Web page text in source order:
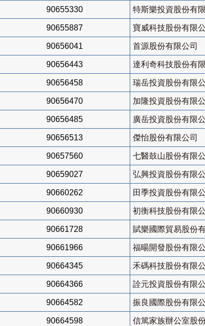
90655330 特斯樂投資股份有
90655887 寶威科技股份有限
90656041 首源股份有限公司
90656443 達利奇科技股份有
90656458 瑞岳投資股份有限
90656470 加隆投資股份有限
90656485 廣岳投資股份有限
90656513 傑怡股份有限公司
90657560 七醫鼓山股份有限
90659027 弘興投資股份有限
90660262 田季投資股份有限
90660930 初衡科技股份有限
90661728 賦樂國際貿易股份
90661966 福暘開發股份有限
90664345 禾碼科技股份有限
90664366 詮元投資股份有限
90664582 振良國際股份有限
90664598 信篤家族辦公室股